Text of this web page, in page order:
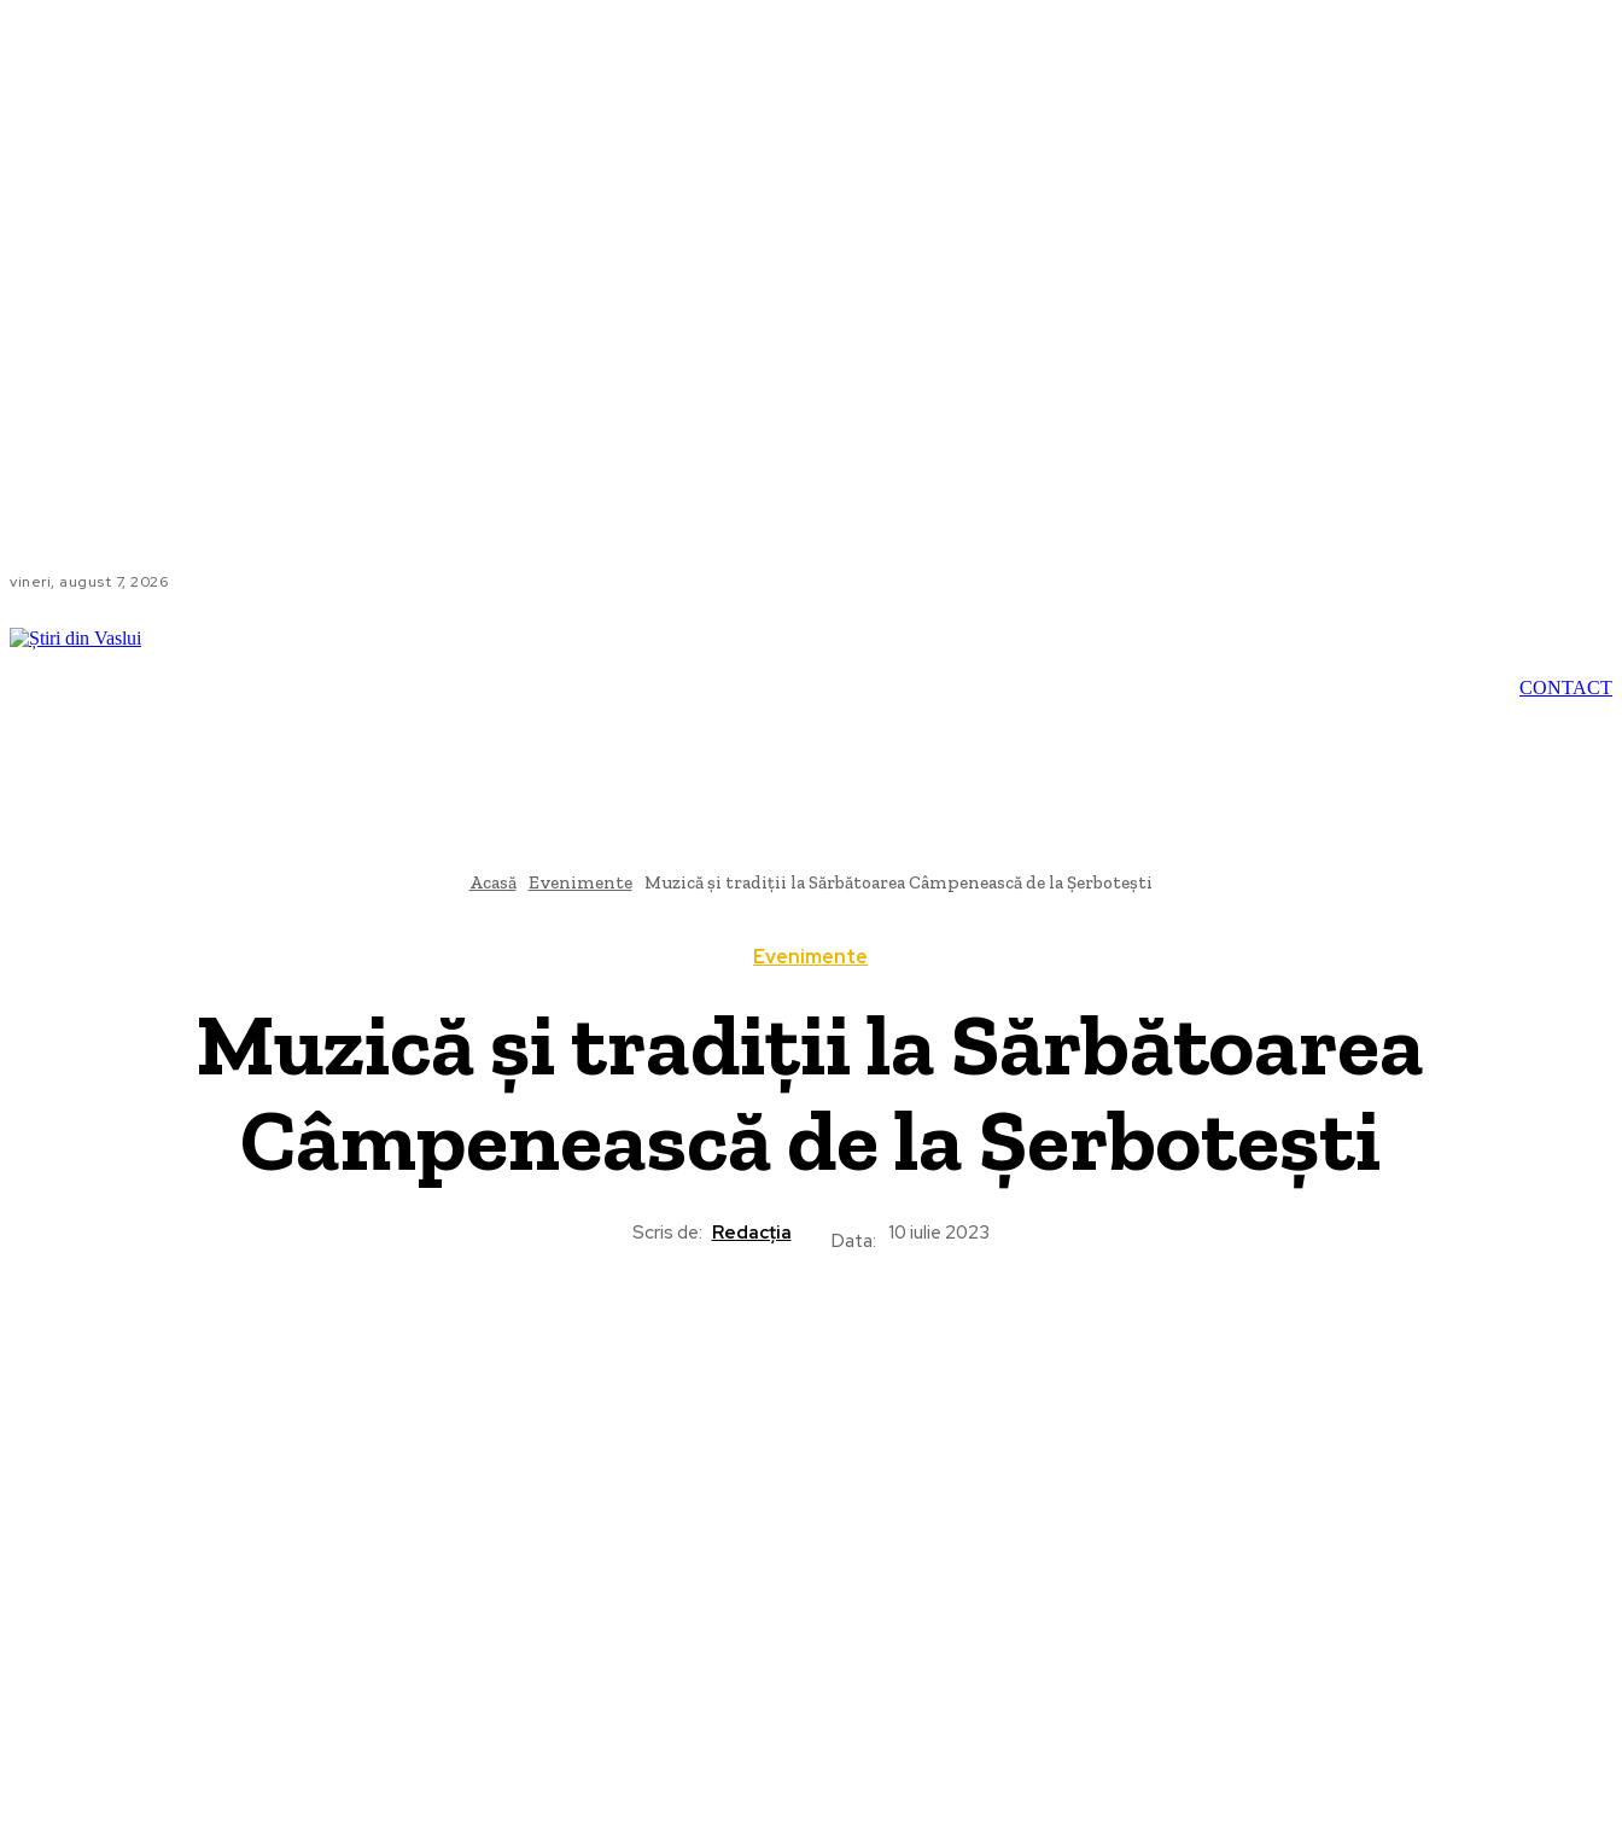
vineri, august 7, 2026
CONTACT
Acasă Evenimente Muzică și tradiții la Sărbătoarea Câmpenească de la Șerbotești
Evenimente
Muzică și tradiții la Sărbătoarea
Câmpenească de la Șerbotești
Scris de: Redacția Data: 10 iulie 2023